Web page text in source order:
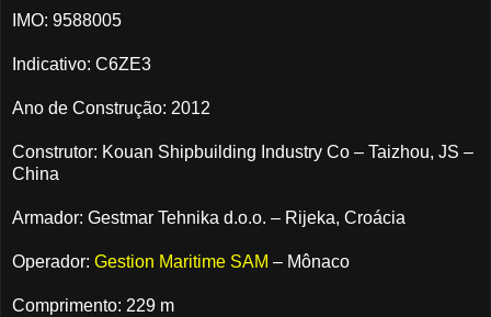
IMO: 9588005
Indicativo: C6ZE3
Ano de Construção: 2012
Construtor: Kouan Shipbuilding Industry Co – Taizhou, JS –
China
Armador: Gestmar Tehnika d.o.o. – Rijeka, Croácia
Operador: Gestion Maritime SAM – Mônaco
Comprimento: 229 m